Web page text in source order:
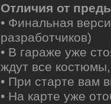
Отличия от
• Финальная
разработчиков)
• В гараже уже
ждут все
• При старте вам
• На карте уже